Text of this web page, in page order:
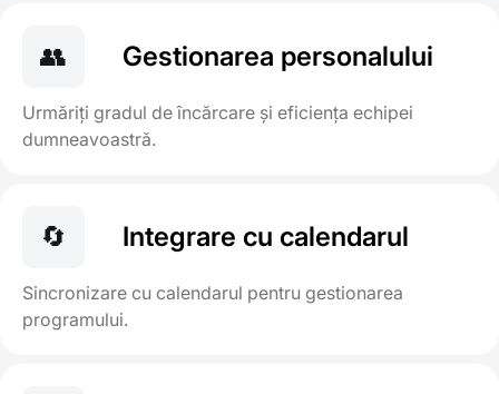
👥 Gestionarea personalului
Urmăriți gradul de încărcare și eficiența echipei
dumneavoastră.
🔄 Integrare cu calendarul
Sincronizare cu calendarul pentru gestionarea
programului.